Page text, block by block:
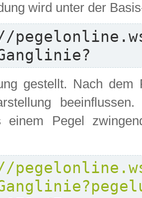
wird unter der
gestellt. Nach dem
einem Pegel